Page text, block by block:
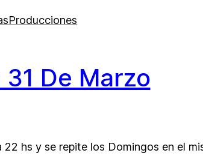
Producciones
De Marzo
hs y se repite los Domingos en el